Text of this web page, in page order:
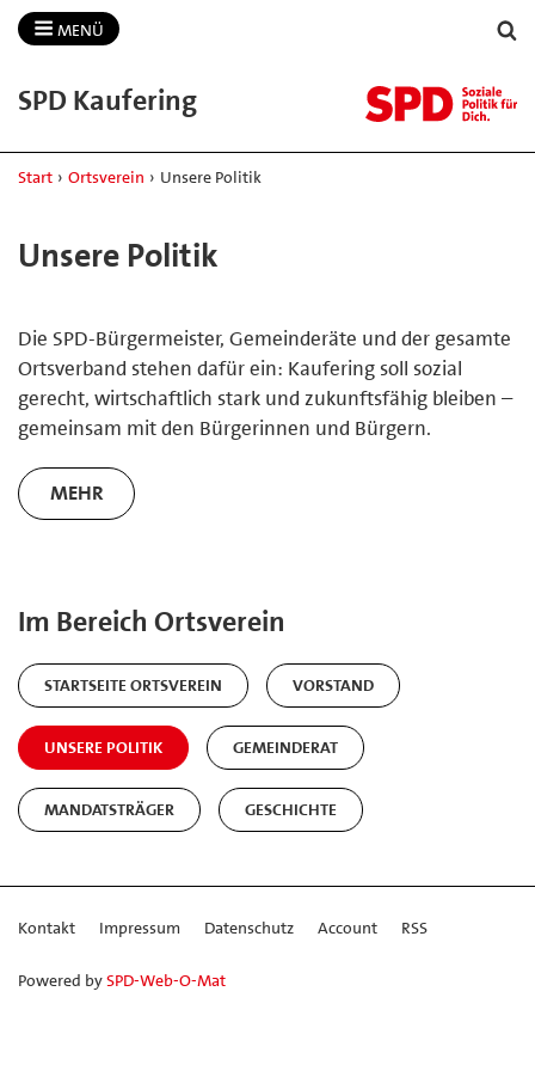
MENÜ
SPD Kaufering
Start › Ortsverein › Unsere Politik
Unsere Politik
Die SPD-Bürgermeister, Gemeinderäte und der gesamte
Ortsverband stehen dafür ein: Kaufering soll sozial
gerecht, wirtschaftlich stark und zukunftsfähig bleiben –
gemeinsam mit den Bürgerinnen und Bürgern.
MEHR
Im Bereich Ortsverein
STARTSEITE ORTSVEREIN VORSTAND
UNSERE POLITIK GEMEINDERAT
MANDATSTRÄGER GESCHICHTE
Kontakt Impressum Datenschutz Account RSS
Powered bySPD-Web-O-Mat